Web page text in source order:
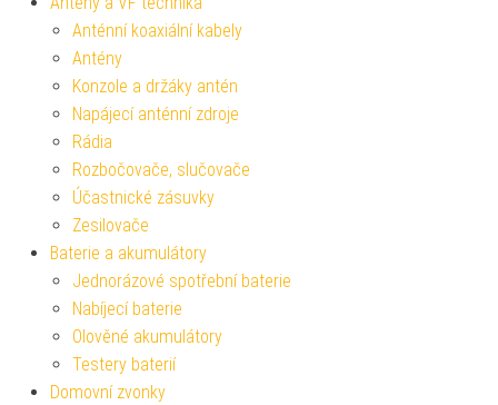
Anténní koaxiální kabely
Antény
Konzole a držáky antén
Napájecí anténní zdroje
Rádia
Rozbočovače, slučovače
Účastnické zásuvky
Zesilovače
Baterie a akumulátory
Jednorázové spotřební baterie
Nabíjecí baterie
Olověné akumulátory
Testery baterií
Domovní zvonky